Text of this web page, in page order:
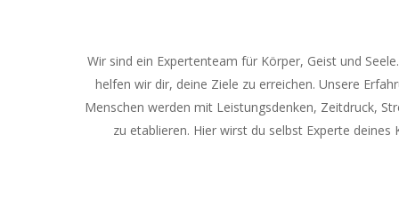
Wir sind ein Expertenteam für Körper, Geist und
helfen wir dir, deine Ziele zu erreichen. Unsere
Menschen werden mit Leistungsdenken, Zeitdruck,
zu etablieren. Hier wirst du selbst Experte